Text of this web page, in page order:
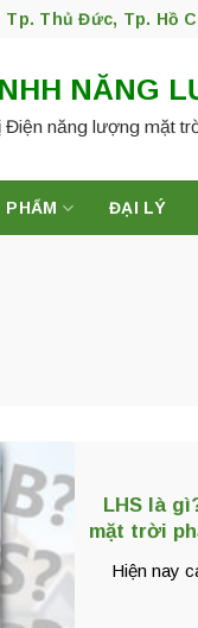
Thủ Đức, Tp. Hồ
NĂNG
Điện năng lượng mặt
PHẨM ĐẠI LÝ
LHS là
mặt trời
Hiện nay